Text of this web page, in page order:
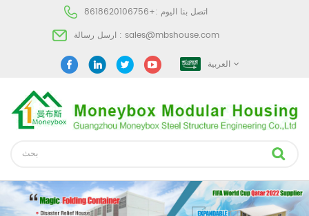
اتصل بنا اليوم :+8618620106756
ارسل رسالة : sales@mbshouse.com
العربية